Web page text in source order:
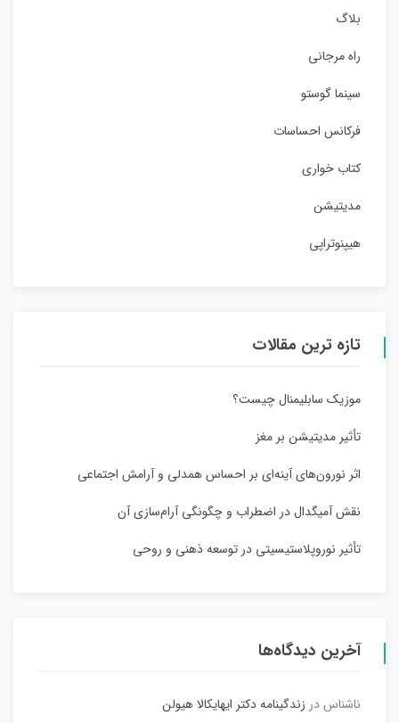
بلاگ
راه مرجانی
سینما گوستو
فرکانس احساسات
کتاب خواری
مدیتیشن
هیپنوتراپی
تازه ترین مقالات
موزیک سابلیمنال چیست؟
تأثیر مدیتیشن بر مغز
اثر نورون‌های آینه‌ای بر احساس همدلی و آرامش اجتماعی
نقش آمیگدال در اضطراب و چگونگی آرام‌سازی آن
تأثیر نوروپلاستیسیتی در توسعه ذهنی و روحی
آخرین دیدگاه‌ها
ناشناسدر زندگینامه دکتر ایهایکالا هیولن